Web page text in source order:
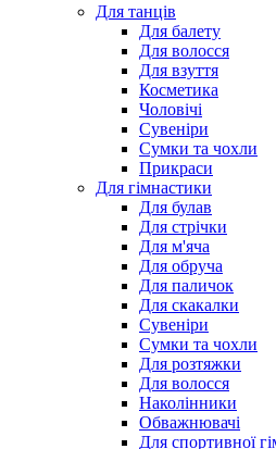
Для танців
Для балету
Для волосся
Для взуття
Косметика
Чоловічі
Сувеніри
Сумки та чохли
Прикраси
Для гімнастики
Для булав
Для стрічки
Для м'яча
Для обруча
Для паличок
Для скакалки
Сувеніри
Сумки та чохли
Для розтяжки
Для волосся
Наколінники
Обважнювачі
Для спортивної